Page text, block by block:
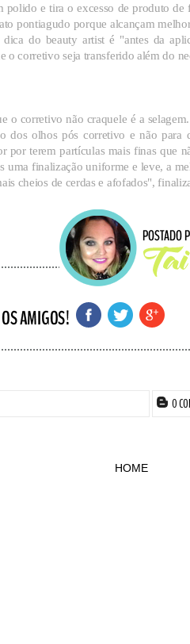
polido e tira o excesso de produto
pontiagudo porque alcançam
do beauty artist é "antes da
o corretivo seja transferido além do
o corretivo não craquele é a
dos olhos pós corretivo e não para
por terem partículas mais finas que
uma finalização uniforme e leve, a
cheios de cerdas e afofados",
0
HOME